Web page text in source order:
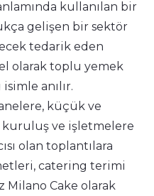
kullanılan bir
gelişen bir sektör
tedarik eden
olarak toplu yemek
anılır.
küçük ve
ve işletmelere
olan toplantılara
catering terimi
Milano Cake olarak